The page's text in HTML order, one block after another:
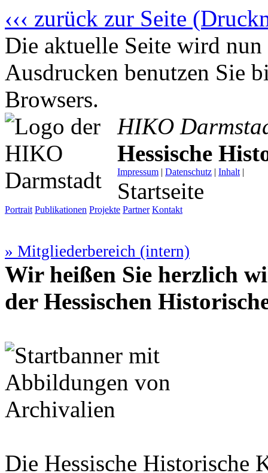
‹‹‹ zurück zur Seite
Die aktuelle Seite wird
Ausdrucken benutzen Sie
Browsers.
HIKO
Hessische
Impressum | Datenschutz | Inhalt |
Startseite
Portrait Publikationen Projekte Partner Kontakt
» Mitgliederbereich (intern)
Wir heißen Sie herzlich
der Hessischen
Die Hessische Historische